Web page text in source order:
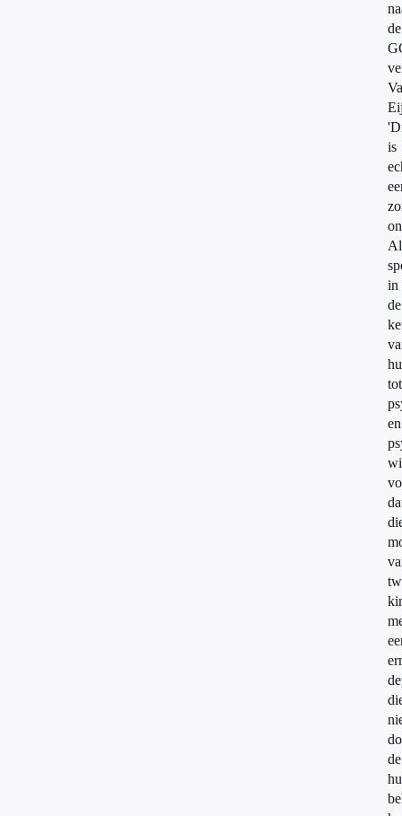
de
is
in
de
tot
en
de